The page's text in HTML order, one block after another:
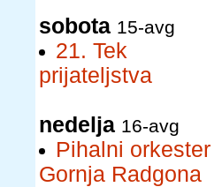
sobota 15-avg
21. Tek
prijateljstva
nedelja 16-avg
Pihalni orkester
Gornja Radgona